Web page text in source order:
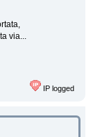
via...
IP logged